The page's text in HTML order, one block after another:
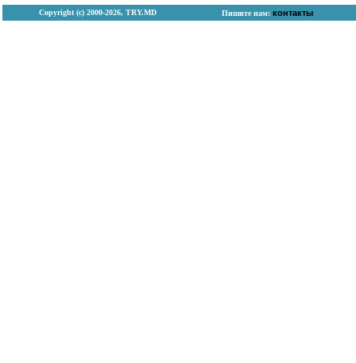
Copyright (с) 2000-2026, TRY.MD Пишите нам: контакты